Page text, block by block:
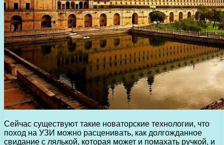
Сейчас существуют такие новаторские технологии, что
поход на УЗИ можно расценивать, как долгожданное
свидание с лялькой, которая может и помахать ручкой, и